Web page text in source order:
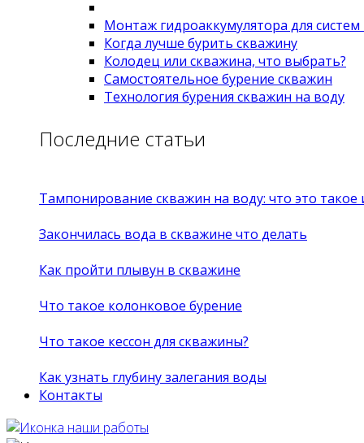
Монтаж гидроаккумулятора для
Когда лучше бурить скважину
Колодец или скважина, что выбрать?
Самостоятельное бурение скважин
Технология бурения скважин на воду
Последние статьи
Тампонирование скважин на воду: что это такое
Закончилась вода в скважине что делать
Как пройти плывун в скважине
Что такое колонковое бурение
Что такое кессон для скважины?
Как узнать глубину залегания воды
Контакты